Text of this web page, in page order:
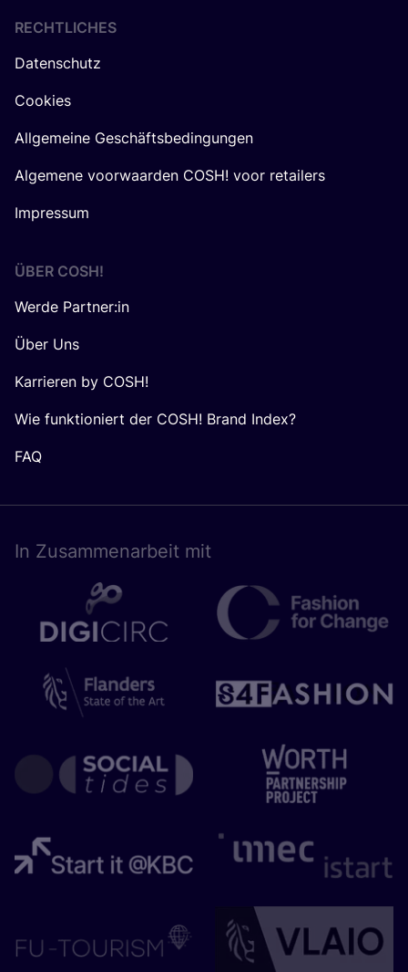
RECHTLICHES
Datenschutz
Cookies
Allgemeine Geschäftsbedingungen
Algemene voorwaarden COSH! voor retailers
Impressum
ÜBER COSH!
Werde Partner:in
Über Uns
Karrieren by COSH!
Wie funktioniert der COSH! Brand Index?
FAQ
In Zusam­men­ar­beit mit